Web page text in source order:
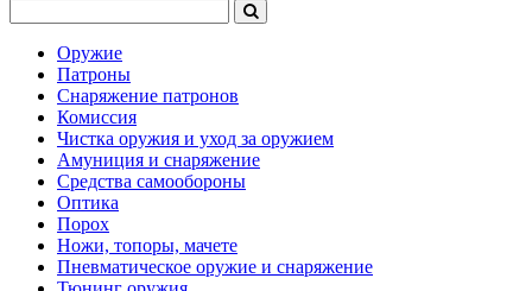
Оружие
Патроны
Снаряжение патронов
Комиссия
Чистка оружия и уход за оружием
Амуниция и снаряжение
Средства самообороны
Оптика
Порох
Ножи, топоры, мачете
Пневматическое оружие и снаряжение